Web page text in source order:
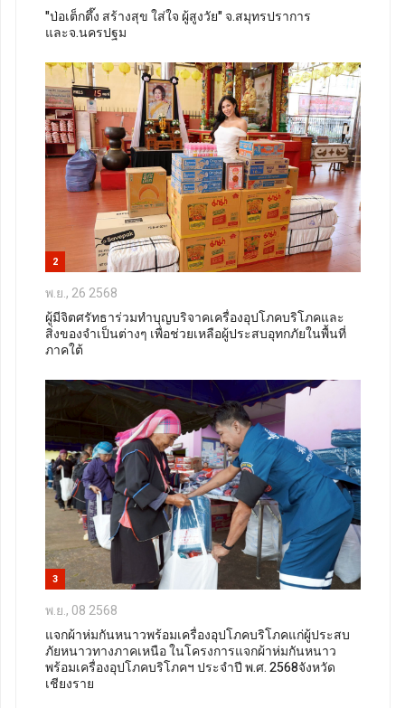
"ป่อเต็กตึ๊ง สร้างสุข ใส่ใจ ผู้สูงวัย" จ.สมุทรปราการ
และจ.นครปฐม
2
พ.ย., 26 2568
ผู้มีจิตศรัทธาร่วมทำบุญบริจาคเครื่องอุปโภคบริโภคและ
สิ่งของจำเป็นต่างๆ เพื่อช่วยเหลือผู้ประสบอุทกภัยในพื้นที่
ภาคใต้
3
พ.ย., 08 2568
แจกผ้าห่มกันหนาวพร้อมเครื่องอุปโภคบริโภคแก่ผู้ประสบ
ภัยหนาวทางภาคเหนือ ในโครงการแจกผ้าห่มกันหนาว
พร้อมเครื่องอุปโภคบริโภคฯ ประจำปี พ.ศ. 2568จังหวัด
เชียงราย